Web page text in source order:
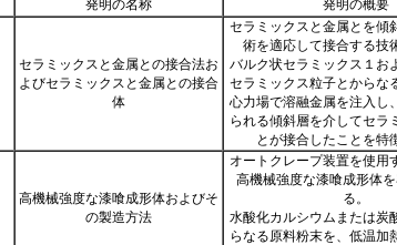
発明の名称 発明の概要
セラミックスと金属との接合法お
よびセラミックスと金属との接合
体
セラミックスと金属とを傾
術を適応して接合する技
バルク状セラミックス１お
セラミックス粒子とからな
心力場で溶融金属を注入し
られる傾斜層を介してセラ
とが接合したことを特
高機械強度な漆喰成形体およびそ
の製造方法
オートクレープ装置を使用
高機械強度な漆喰成形体
る。
水酸化カルシウムまたは炭
らなる原料粉末を、低温加